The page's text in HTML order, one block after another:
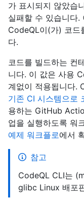
가 표시되지 않았습
실패할 수 있습니다.
CodeQL이(가) 코드
다.
코드를 빌드하는 컨
니다. 이 값은 사용
계없이 적용됩니다.
기존 CI 시스템으로
용하는 GitHub
업을 실행하도록 워
예제 워크플로에서
참고
CodeQL CLI는
glibc Linux 배포